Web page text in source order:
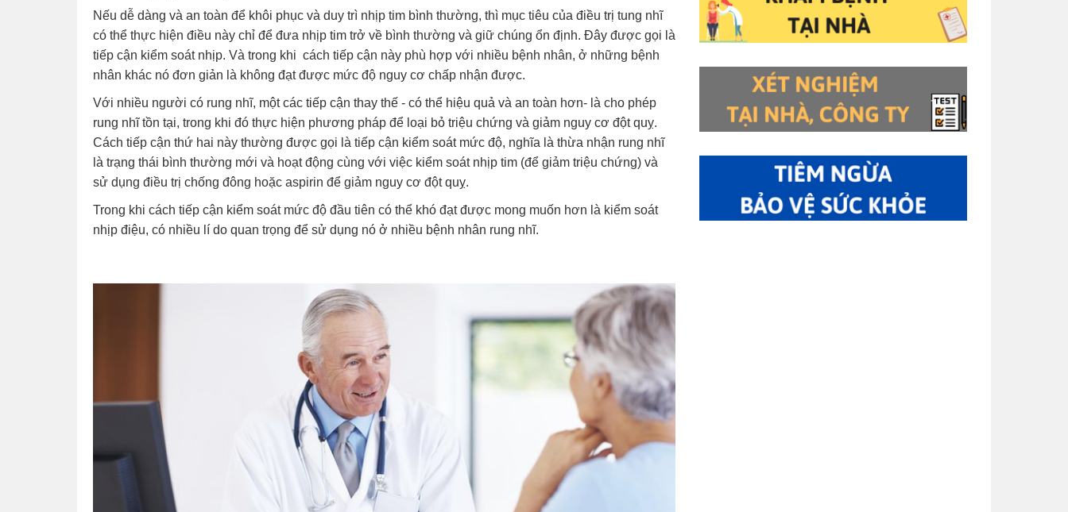
Nếu dễ dàng và an toàn để khôi phục và duy trì nhịp tim bình thường, thì mục tiêu của điều trị tung nhĩ
có thể thực hiện điều này chỉ để đưa nhịp tim trở về bình thường và giữ chúng ổn định. Đây được gọi là
tiếp cận kiểm soát nhịp. Và trong khi cách tiếp cận này phù hợp với nhiều bệnh nhân, ở những bệnh
nhân khác nó đơn giản là không đạt được mức độ nguy cơ chấp nhận được.
Với nhiều người có rung nhĩ, một các tiếp cận thay thế - có thể hiệu quả và an toàn hơn- là cho phép
rung nhĩ tồn tại, trong khi đó thực hiện phương pháp để loại bỏ triệu chứng và giảm nguy cơ đột quỵ.
Cách tiếp cận thứ hai này thường được gọi là tiếp cận kiểm soát mức độ, nghĩa là thừa nhận rung nhĩ
là trạng thái bình thường mới và hoạt động cùng với việc kiểm soát nhịp tim (để giảm triệu chứng) và
sử dụng điều trị chống đông hoặc aspirin để giảm nguy cơ đột quỵ.
Trong khi cách tiếp cận kiểm soát mức độ đầu tiên có thể khó đạt được mong muốn hơn là kiểm soát
nhịp điệu, có nhiều lí do quan trọng để sử dụng nó ở nhiều bệnh nhân rung nhĩ.